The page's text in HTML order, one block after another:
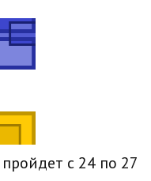
с 24 по 27